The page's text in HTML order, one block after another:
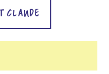
CLAUDE